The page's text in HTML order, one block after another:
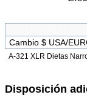
Cambio $ USA/
A-321 XLR Dietas
Disposición